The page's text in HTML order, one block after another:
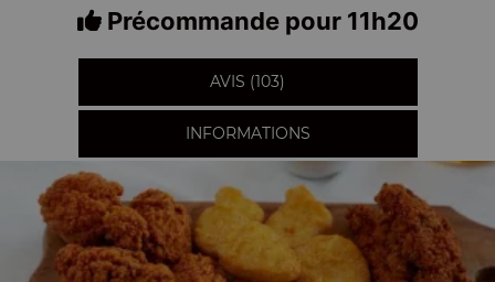
Précommande pour 11h20
AVIS (103)
INFORMATIONS